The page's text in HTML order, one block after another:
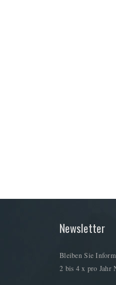
Newsletter
Bleiben Sie
2 bis 4 x pro Jahr